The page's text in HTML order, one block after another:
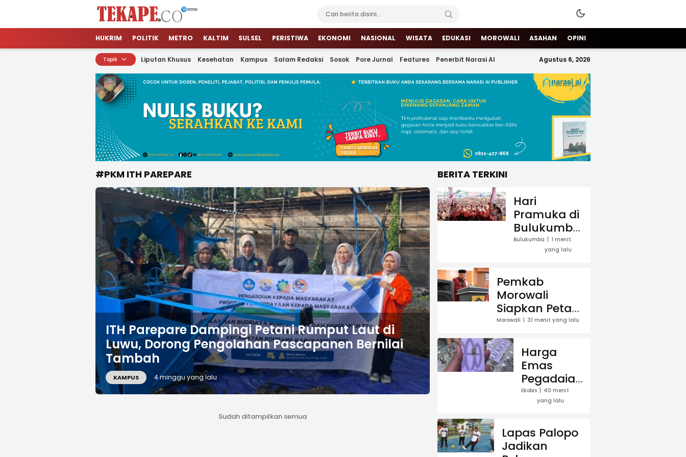
Tekape.co
Jendela Informasi Kita
HUKRIM POLITIK METRO KALTIM SULSEL PERISTIWA EKONOMI NASIONAL WISATA EDUKASI MOROWALI ASAHAN OPINI
Topik Liputan Khusus Kesehatan Kampus Salam Redaksi Sosok Pore Jurnal Features Penerbit Narasi AI Agustus 6, 2026
#PKM ITH PAREPARE
ITH Parepare Dampingi Petani Rumput Laut di
Luwu, Dorong Pengolahan Pascapanen Bernilai
Tambah
KAMPUS 4 minggu yang lalu
Sudah ditampilkan semua
BERITA TERKINI
Hari
Pramuka di
Bulukumba,
Andi Edy
Manaf
Kontingen
Jamnas
dan
Tekankan
Karakter
Generasi
Muda
Bulukumba
1 menit
yang lalu
Pemkab
Morowali
Siapkan Peta
Jalan Iptek,
Perkuat Riset
dan Inovasi
untuk
Pembangunan
Daerah
Morowali 31 menit yang lalu
Harga
Emas
Pegadaian
Hari Ini, 6
Agustus
Antam
Tembus
Ekobis
40 menit
yang lalu
Lapas Palopo
Jadikan